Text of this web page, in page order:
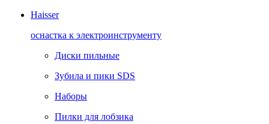
Haisser
оснастка к электроинструменту
Диски пильные
Зубила и пики SDS
Наборы
Пилки для лобзика